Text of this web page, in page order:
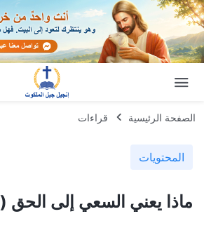
الصفحة الرئيسية قراءات
المحتويات
ماذا يعني السعي إلى الحق (14)